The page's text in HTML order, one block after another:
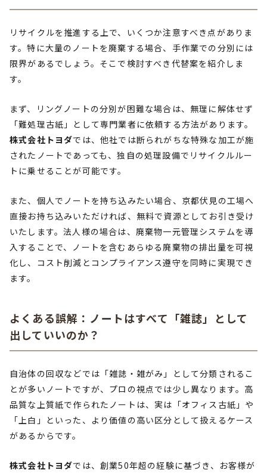
リサイクルを推進する上で、いくつか注意すべき点がありま
す。特に大量のノートを廃棄する場合、手作業での分別には
限界があるでしょう。そこで検討すべき代替案を紹介しま
す。
まず、リングノートの分別が困難な場合は、無理に解体せず
「難処理古紙」として専門業者に依頼する方法があります。
株式会社トヨダでは、他社では断られがちな特殊な加工が施
されたノートであっても、独自の処理設備でリサイクルルー
トに乗せることが可能です。
また、個人でノートを持ち込みたい場合、京都伏見の工場へ
直接お持ち込みいただければ、無料で資源としてお引き受け
いたします。法人様の場合は、廃棄物一元管理システムを導
入することで、ノートを含むあらゆる廃棄物の排出量を可視
化し、コスト削減とコンプライアンス遵守を同時に実現でき
ます。
よくある誤解：ノートはすべて「雑誌」として
出していいのか？
自治体の回収などでは「雑誌・雑がみ」として分類されるこ
とが多いノートですが、プロの視点では少し異なります。高
品質な上質紙で作られたノートは、実は「オフィス古紙」や
「上白」といった、より価値の高い区分として扱えるケース
があるからです。
株式会社トヨダでは、創業50年超の経験に基づき、お客様が